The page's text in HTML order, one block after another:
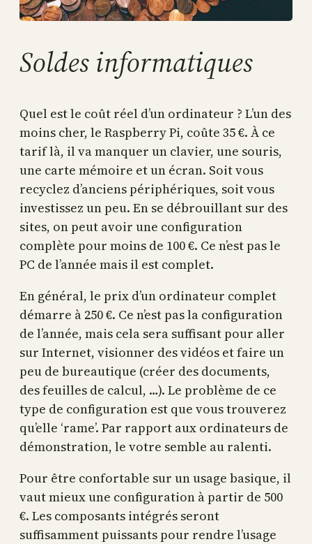
Soldes informatiques
Quel est le coût réel d’un ordinateur ? L’un des
moins cher, le Raspberry Pi, coûte 35 €. À ce
tarif là, il va manquer un clavier, une souris,
une carte mémoire et un écran. Soit vous
recyclez d’anciens périphériques, soit vous
investissez un peu. En se débrouillant sur des
sites, on peut avoir une configuration
complète pour moins de 100 €. Ce n’est pas le
PC de l’année mais il est complet.
En général, le prix d’un ordinateur complet
démarre à 250 €. Ce n’est pas la configuration
de l’année, mais cela sera suffisant pour aller
sur Internet, visionner des vidéos et faire un
peu de bureautique (créer des documents,
des feuilles de calcul, …). Le problème de ce
type de configuration est que vous trouverez
qu’elle ‘rame’. Par rapport aux ordinateurs de
démonstration, le votre semble au ralenti.
Pour être confortable sur un usage basique, il
vaut mieux une configuration à partir de 500
€. Les composants intégrés seront
suffisamment puissants pour rendre l’usage